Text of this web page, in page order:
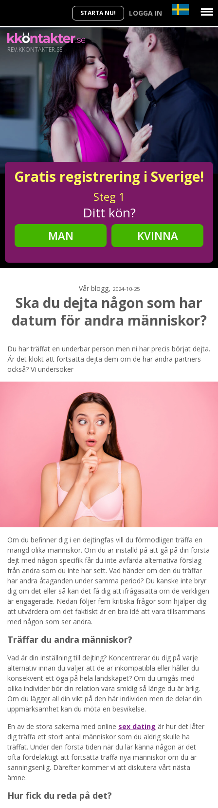
STARTA NU! LOGGA IN
REV.KKONTAKTER.SE
Gratis registrering i Sverige!
Steg 1
Ditt kön?
MAN
KVINNA
Steg2
Steg3
Din mailadress?
Genom att registrera godkänner jag
Sekretesspolicyn. Jag godkänner att ta emot information och
reklam via e-post från hemsidans operatörer. Jag kan dra
tillbaka godkännande när jag vill.
STARTA NU!
Vår blogg, 2024-10-25
Ska du dejta någon som har
datum för andra människor?
Du har träffat en underbar person men ni har precis börjat dejta.
Är det klokt att fortsätta dejta dem om de har andra partners
också? Vi undersöker
Om du befinner dig i en dejtingfas vill du förmodligen träffa en
mängd olika människor. Om du är inställd på att gå på din första
dejt med någon specifik får du inte avfärda alternativa förslag
från andra som du inte har sett. Vad händer om den du träffar
har andra åtaganden under samma period? Du kanske inte bryr
dig om det eller så kan det få dig att ifrågasätta om de verkligen
är engagerade. Nedan följer fem kritiska frågor som hjälper dig
att utvärdera om det faktiskt är en bra idé att vara tillsammans
med någon som ser andra.
Träffar du andra människor?
Vad är din inställning till dejting? Koncentrerar du dig på varje
alternativ innan du väljer att de är inkompatibla eller håller du
konsekvent ett öga på hela landskapet? Om du umgås med
olika individer bör din relation vara smidig så länge du är ärlig.
Om du lägger all din vikt på den här individen men de delar din
uppmärksamhet kan du möta en besvikelse.
En av de stora sakerna med online sex dating är hur det låter
dig träffa ett stort antal människor som du aldrig skulle ha
träffat. Under den första tiden när du lär känna någon är det
ofta fördelaktigt att fortsätta träffa nya människor om du är
sanningsenlig. Därefter kommer vi att diskutera vårt nästa
ämne.
Hur fick du reda på det?